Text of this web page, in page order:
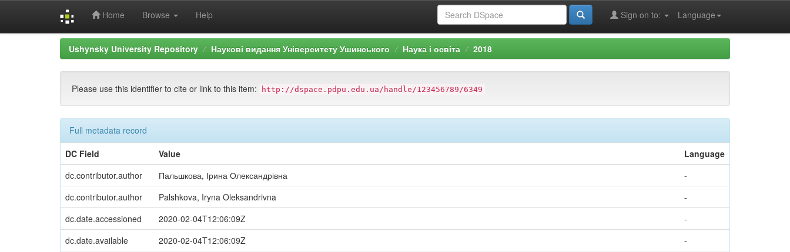
Home Browse Help Language
Sign on to:
Ushynsky University Repository Наукові видання Університету Ушинського Наука і освіта 2018
Please use this identifier to cite or link to this item: http://dspace.pdpu.edu.ua/handle/123456789/6349
Full metadata record
DC Field
Value
Language
dc.contributor.author
Пальшкова, Ірина Олександрівна
-
dc.contributor.author
Palshkova, Iryna Oleksandrivna
-
dc.date.accessioned
2020-02-04T12:06:09Z
-
dc.date.available
2020-02-04T12:06:09Z
-